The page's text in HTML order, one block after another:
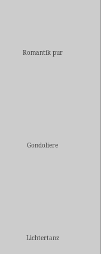
Romantik pur
Gondoliere
Lichtertanz